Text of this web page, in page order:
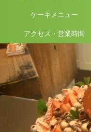
ケーキメニュー
アクセス・営業時間